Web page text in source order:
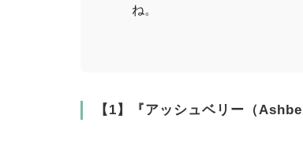
ね。
【1】『アッシュベリー（